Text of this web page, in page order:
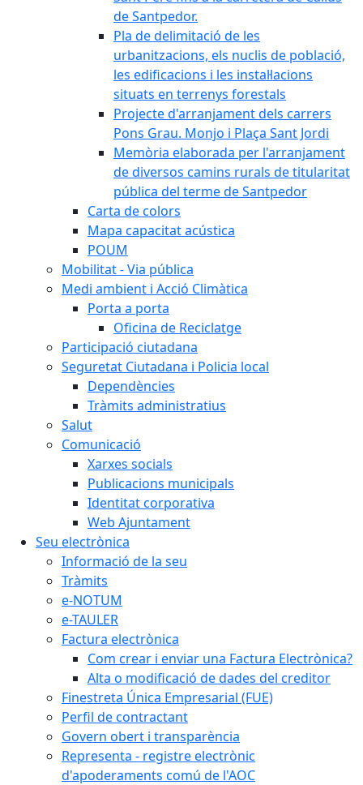
de Santpedor.
Pla de delimitació de les
urbanitzacions, els nuclis de població,
les edificacions i les instal·lacions
situats en terrenys forestals
Projecte d'arranjament dels carrers
Pons Grau. Monjo i Plaça Sant Jordi
Memòria elaborada per l'arranjament
de diversos camins rurals de titularitat
pública del terme de Santpedor
Carta de colors
Mapa capacitat acústica
POUM
Mobilitat - Via pública
Medi ambient i Acció Climàtica
Porta a porta
Oficina de Reciclatge
Participació ciutadana
Seguretat Ciutadana i Policia local
Dependències
Tràmits administratius
Salut
Comunicació
Xarxes socials
Publicacions municipals
Identitat corporativa
Web Ajuntament
Seu electrònica
Informació de la seu
Tràmits
e-NOTUM
e-TAULER
Factura electrònica
Com crear i enviar una Factura Electrònica?
Alta o modificació de dades del creditor
Finestreta Única Empresarial (FUE)
Perfil de contractant
Govern obert i transparència
Representa - registre electrònic
d'apoderaments comú de l'AOC